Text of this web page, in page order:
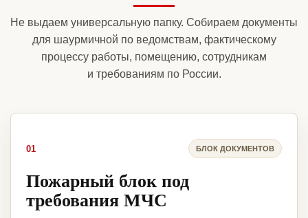
Не выдаем универсальную папку. Собираем документы
для шаурмичной по ведомствам, фактическому
процессу работы, помещению, сотрудникам
и требованиям по России.
01 БЛОК ДОКУМЕНТОВ
Пожарный блок под
требования МЧС